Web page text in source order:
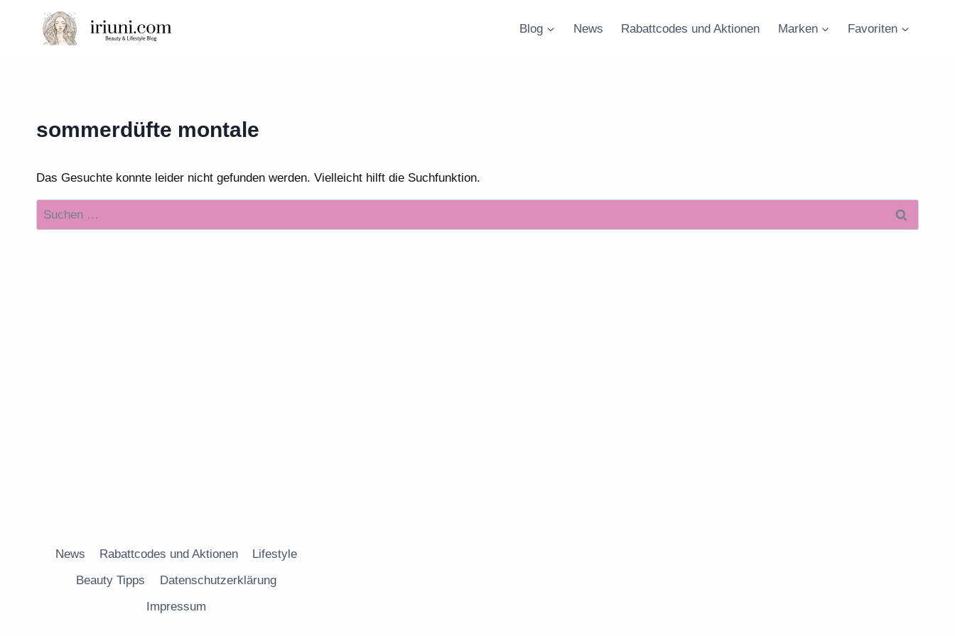
springen
Blog News Rabattcodes und Aktionen Marken Favoriten
sommerdüfte montale
Das Gesuchte konnte leider nicht gefunden werden. Vielleicht hilft die Suchfunktion.
Suchen
nach:
News Rabattcodes und Aktionen
Lifestyle
Beauty Tipps
Datenschutzerklärung
Impressum